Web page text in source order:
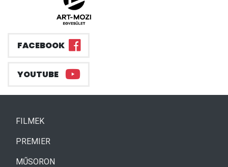
FACEBOOK
YOUTUBE
FILMEK(CURRENT)
PREMIER
MŰSORON